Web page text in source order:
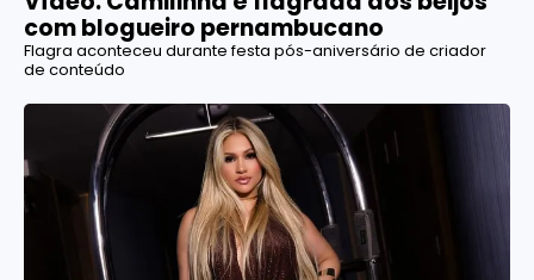
com blogueiro pernambucano
Flagra aconteceu durante festa pós-aniversário de criador
de conteúdo